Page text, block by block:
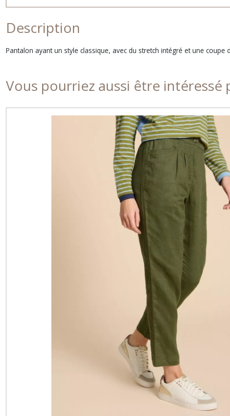
Description
Pantalon ayant un style classique, avec du stretch intégré et une
Vous pourriez aussi être intéressé